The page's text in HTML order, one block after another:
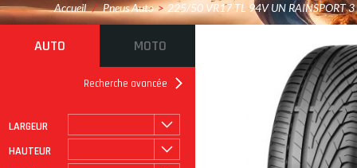
Accueil / Pneus Auto > 225/50 VR17 TL 94V UN RAINSPORT 3
AUTO MOTO
Recherche avancée
LARGEUR
HAUTEUR
ROULAGE À PLAT